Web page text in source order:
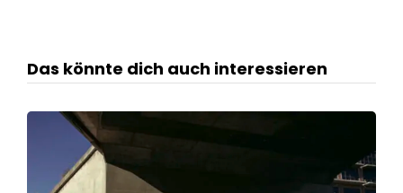
Das könnte dich auch interessieren